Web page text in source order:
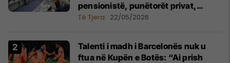
pensionistë, punëtorët privat,
fëmijë dhe studentë
Të Tjera 22/05/2026
Talenti i madh i Barcelonës nuk u
ftua në Kupën e Botës: “Ai prish